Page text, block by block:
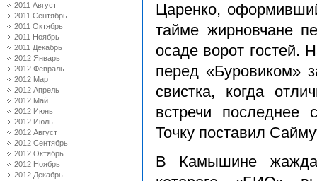
2011 Август
2011 Сентябрь
2011 Октябрь
2011 Ноябрь
2011 Декабрь
2012 Январь
2012 Февраль
2012 Март
2012 Апрель
2012 Май
2012 Июнь
2012 Июль
2012 Август
2012 Сентябрь
2012 Октябрь
2012 Ноябрь
2012 Декабрь
Царенко,
тайме жирновчане
осаде ворот гостей.
перед «Буровиком»
свистка, когда
встречи последнее
Точку поставил
В Камышине